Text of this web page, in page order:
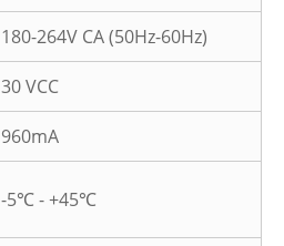
180-264V CA (50Hz-60Hz)
30 VCC
960mA
-5℃ - +45℃